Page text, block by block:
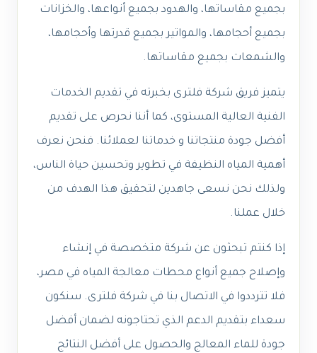
بجميع مقاساتها، والهدود بجميع أنواعها، والخزانات
بجميع أحجامها، والمواتير بجميع قدرتها وأحجامها،
والشمعات بجميع مقاساتها.
يتميز فريق شركة فلترى بخبرته في تقديم الخدمات
الفنية العالية المستوى، كما أننا نحرص على تقديم
أفضل جودة منتجاتنا و خدماتنا لعملائنا. فنحن نعرف
أهمية المياه النظيفة في تطوير وتحسين حياة الناس،
ولذلك نحن نسعى جاهدين لتحقيق هذا الهدف من
خلال عملنا.
إذا كنتم تبحثون عن شركة متخصصة في إنشاء
وإصلاح جميع أنواع محطات معالجة المياه في مصر،
فلا تترددوا في الاتصال بنا في شركة فلترى. سنكون
سعداء بتقديم الدعم الذي تحتاجونه لضمان أفضل
جودة للماء المعالج والحصول على أفضل النتائج